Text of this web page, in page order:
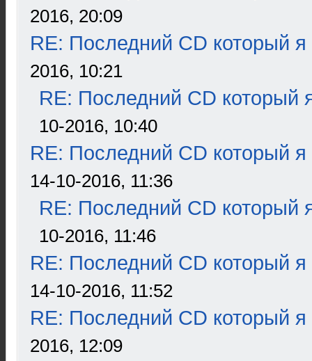
2016, 20:09
RE: Последний CD который я
2016, 10:21
RE: Последний CD который
10-2016, 10:40
RE: Последний CD который я
14-10-2016, 11:36
RE: Последний CD который
10-2016, 11:46
RE: Последний CD который я
14-10-2016, 11:52
RE: Последний CD который я
2016, 12:09